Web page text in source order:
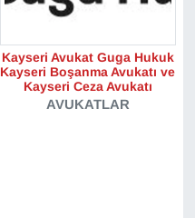
Kayseri Avukat Guga Hukuk
Kayseri Boşanma Avukatı ve
Kayseri Ceza Avukatı
AVUKATLAR